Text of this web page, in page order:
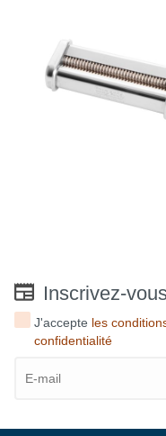
Inscrivez-
J'accepte les
confidentialité